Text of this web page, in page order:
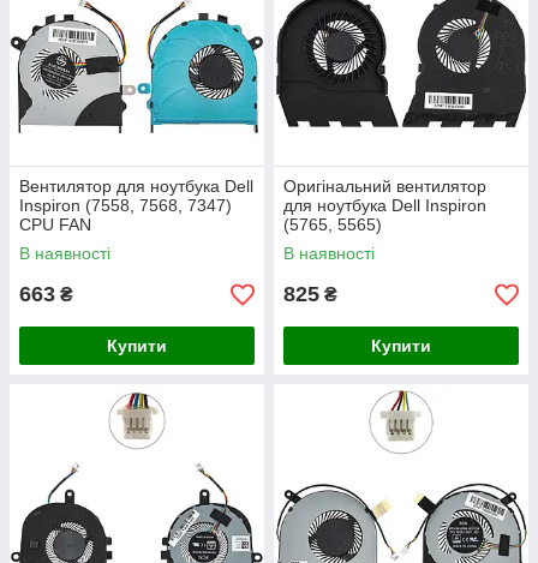
Вентилятор для ноутбука Dell
Inspiron (7558, 7568, 7347)
CPU FAN
В наявності
663 ₴
Купити
Оригінальний вентилятор
для ноутбука Dell Inspiron
(5765, 5565)
В наявності
825 ₴
Купити